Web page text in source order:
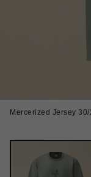
Mercerized Jersey